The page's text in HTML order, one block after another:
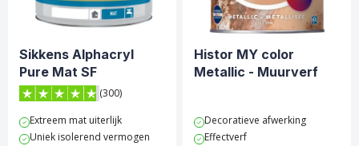
Sikkens Alphacryl
Pure Mat SF
(300)
Extreem mat uiterlijk
Uniek isolerend vermogen
Histor MY color
Metallic - Muurverf
Decoratieve afwerking
Effectverf